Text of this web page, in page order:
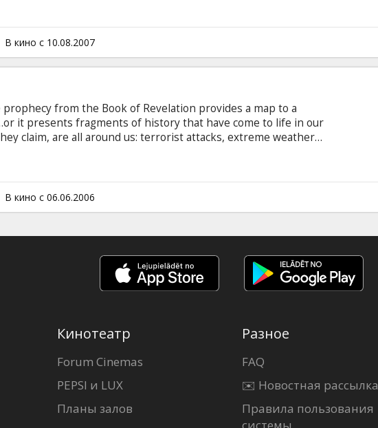
new additions David Strathairn and Paddy Considine. All he
Instead, Jason Bourne is now hunted by the people who
is.
В кино с 10.08.2007
from the Book of Revelation provides a map to a
it presents fragments of history that have come to life in our
claim, are all around us: terrorist attacks, extreme weather…
В кино с 06.06.2006
Кинотеатр
Forum Cinemas
PEPSI и LUX
Планы залов
Разное
FAQ
✉️ Новостная рассылка
Правила пользования
системы